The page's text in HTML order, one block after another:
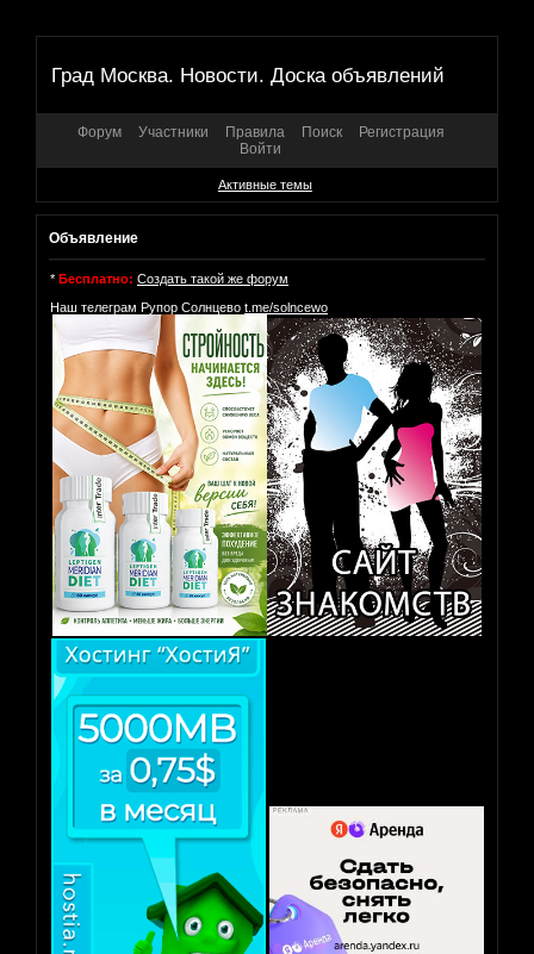
Град Москва. Новости. Доска объявлений
Форум Участники Правила Поиск
Регистрация
Войти
Активные темы
Объявление
* Бесплатно: Создать такой же форум
Наш телеграм Рупор Солнцево t.me/solncewo